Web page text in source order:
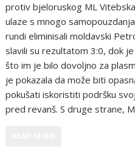
protiv bjeloruskog ML
ulaze s mnogo
rundi eliminisali moldavski
slavili su rezultatom 3:0, dok
što im je bilo dovoljno za
je pokazala da može biti
pokušati iskoristiti podršku
pred revanš. S druge strane,